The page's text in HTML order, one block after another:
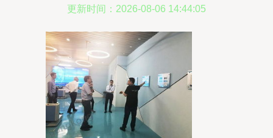
开展
更新时间：2026-08-06 14:44:05